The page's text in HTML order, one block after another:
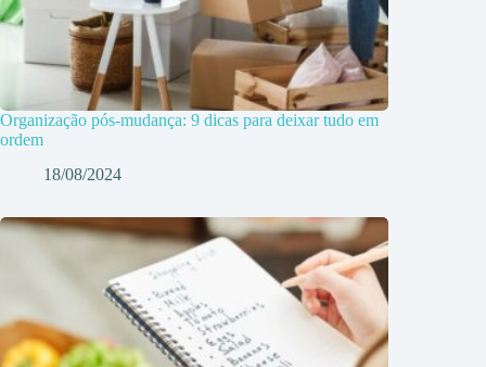
Organização pós-mudança: 9 dicas para deixar tudo em
ordem
18/08/2024